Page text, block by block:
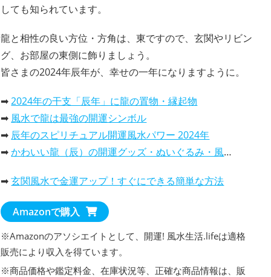
しても知られています。
龍と相性の良い方位・方角は、東ですので、玄関やリビン
グ、お部屋の東側に飾りましょう。
皆さまの2024年辰年が、幸せの一年になりますように。
➡2024年の干支「辰年」に龍の置物・縁起物
➡ 風水で龍は最強の開運シンボル
➡ 辰年のスピリチュアル開運風水パワー 2024年
➡かわいい龍（辰）の開運グッズ・ぬいぐるみ・風水置物
➡玄関風水で金運アップ！すぐにできる簡単な方法
Amazonで購入
※Amazonのアソシエイトとして、開運! 風水生活.lifeは適格
販売により収入を得ています。
※商品価格や鑑定料金、在庫状況等、正確な商品情報は、販